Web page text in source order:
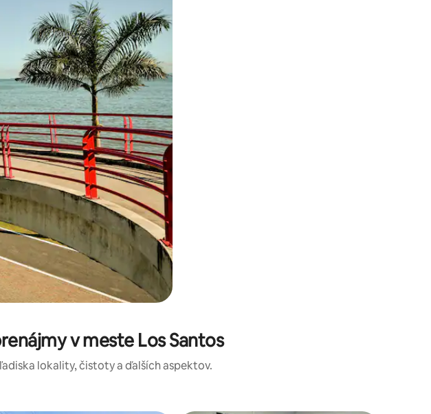
a nadol alebo ich preskúmať pomocou dotykových gest či potiahnutia prstom.
v meste Los Santos
lokality, čistoty a ďalších aspektov.